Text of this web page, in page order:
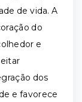
de vida. A
do
e
dos
e favorece